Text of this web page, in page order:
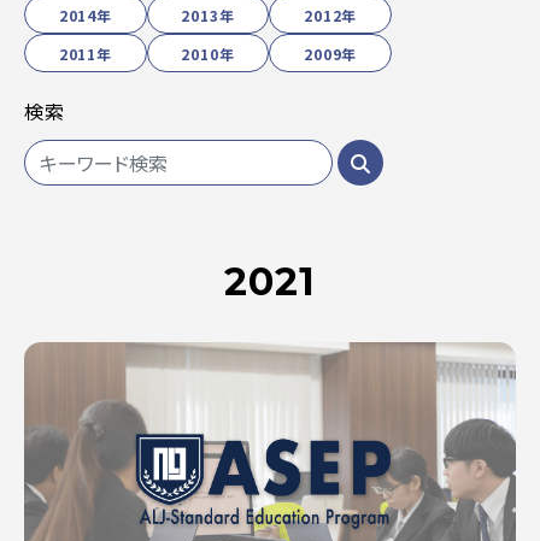
2014年
2013年
2012年
2011年
2010年 2009年
検索
2021